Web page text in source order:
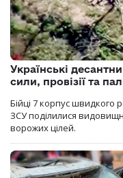
Українські
сили, провізії та
Бійці 7 корпус швидкого
ЗСУ поділилися
ворожих цілей.